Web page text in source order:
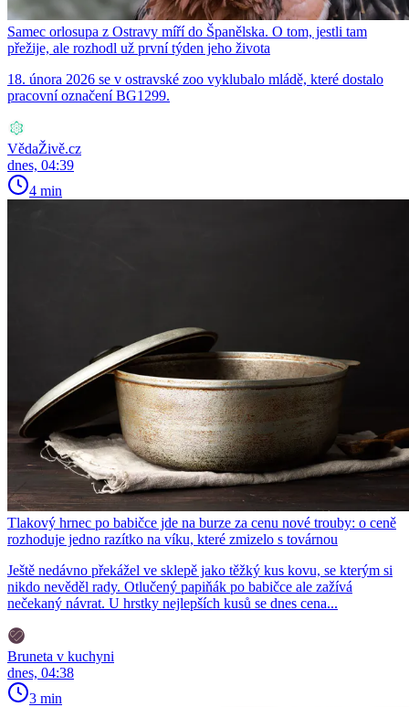
Samec orlosupa z Ostravy míří do Španělska. O tom, jestli tam
přežije, ale rozhodl už první týden jeho života
18. února 2026 se v ostravské zoo vyklubalo mládě, které dostalo
pracovní označení BG1299.
VědaŽivě.cz
dnes, 04:39
4 min
Tlakový hrnec po babičce jde na burze za cenu nové trouby: o ceně
rozhoduje jedno razítko na víku, které zmizelo s továrnou
Ještě nedávno překážel ve sklepě jako těžký kus kovu, se kterým si
nikdo nevěděl rady. Otlučený papiňák po babičce ale zažívá
nečekaný návrat. U hrstky nejlepších kusů se dnes cena...
Bruneta v kuchyni
dnes, 04:38
3 min